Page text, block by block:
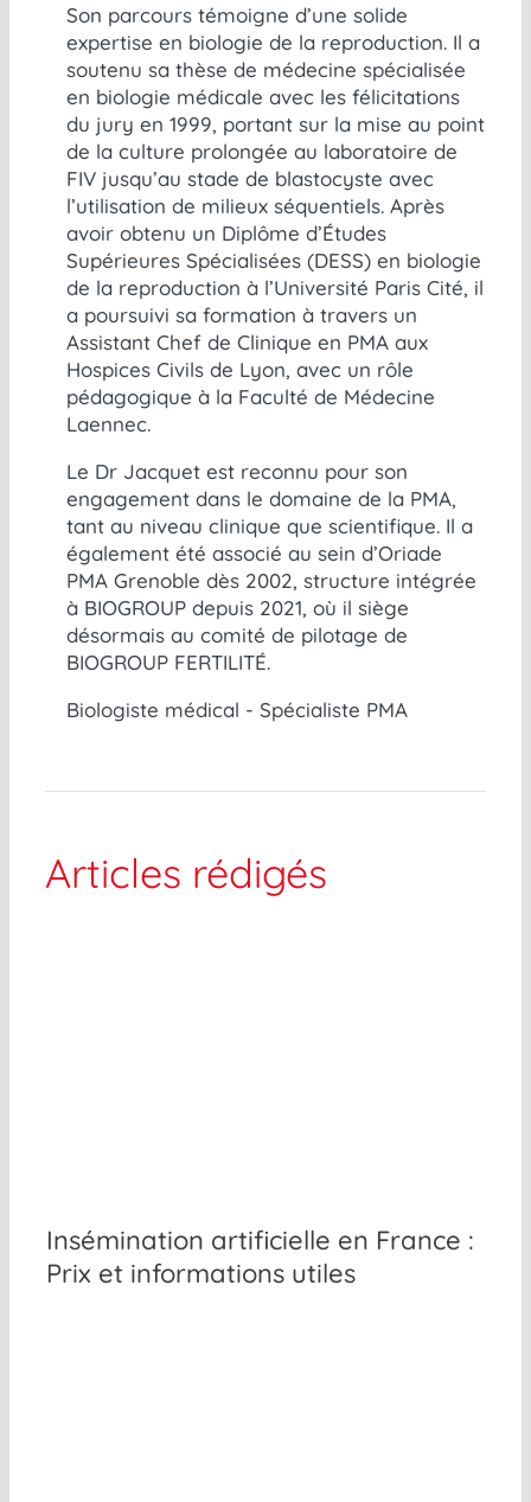
Son parcours témoigne d’une solide
expertise en biologie de la reproduction. Il a
soutenu sa thèse de médecine spécialisée
en biologie médicale avec les félicitations
du jury en 1999, portant sur la mise au point
de la culture prolongée au laboratoire de
FIV jusqu’au stade de blastocyste avec
l’utilisation de milieux séquentiels. Après
avoir obtenu un Diplôme d’Études
Supérieures Spécialisées (DESS) en biologie
de la reproduction à l’Université Paris Cité, il
a poursuivi sa formation à travers un
Assistant Chef de Clinique en PMA aux
Hospices Civils de Lyon, avec un rôle
pédagogique à la Faculté de Médecine
Laennec.
Le Dr Jacquet est reconnu pour son
engagement dans le domaine de la PMA,
tant au niveau clinique que scientifique. Il a
également été associé au sein d’Oriade
PMA Grenoble dès 2002, structure intégrée
à BIOGROUP depuis 2021, où il siège
désormais au comité de pilotage de
BIOGROUP FERTILITÉ.
Biologiste médical - Spécialiste PMA
Articles rédigés
Insémination artificielle en France :
Prix et informations utiles